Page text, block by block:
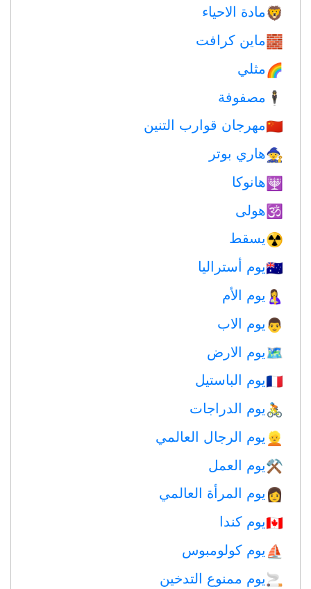
🦁مادة الاحياء
🧱ماين كرافت
🌈مثلي
🕴️ مصفوفة
🇨🇳مهرجان قوارب التنين
🧙هاري بوتر
🕎هانوكا
🕉هولى
☢️يسقط
🇦🇺يوم أستراليا
🤱 يوم الأم
👨 يوم الاب
🗺️يوم الارض
🇫🇷يوم الباستيل
🚴يوم الدراجات
👱 يوم الرجال العالمي
⚒️يوم العمل
👩 يوم المرأة العالمي
🇨🇦يوم كندا
⛵️ يوم كولومبوس
🚬يوم ممنوع التدخين